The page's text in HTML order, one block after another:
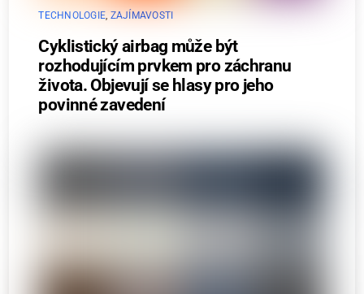
TECHNOLOGIE, ZAJÍMAVOSTI
Cyklistický airbag může být
rozhodujícím prvkem pro záchranu
života. Objevují se hlasy pro jeho
povinné zavedení